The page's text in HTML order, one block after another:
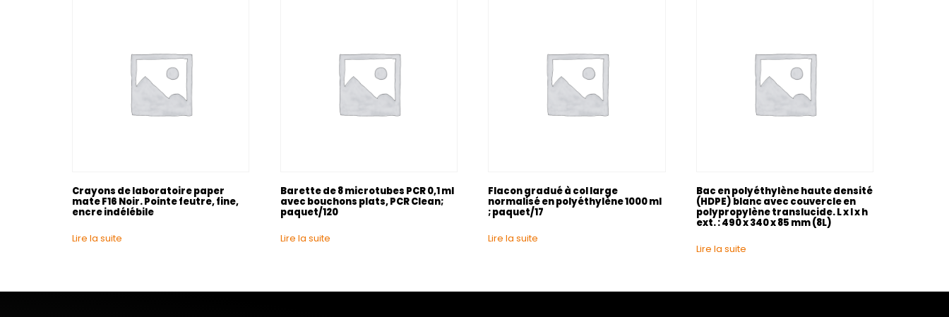
Crayons de laboratoire paper
mate F16 Noir. Pointe feutre, fine,
encre indélébile
Lire la suite
Barette de 8 microtubes PCR 0,1 ml
avec bouchons plats, PCR Clean;
paquet/120
Lire la suite
Flacon gradué à col large
normalisé en polyéthylène 1000 ml
; paquet/17
Lire la suite
Bac en polyéthylène haute densité
(HDPE) blanc avec couvercle en
polypropylène translucide. L x l x h
ext. : 490 x 340 x 85 mm (8L)
Lire la suite